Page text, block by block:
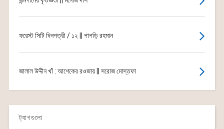
ফরেস্ট সিটি দিনপত্রী / ১২ || পাপড়ি রহমান
জালাল উদ্দীন খাঁ : আশেকের রওজায় || সরোজ মোস্তফা
ট্যাগগুলো